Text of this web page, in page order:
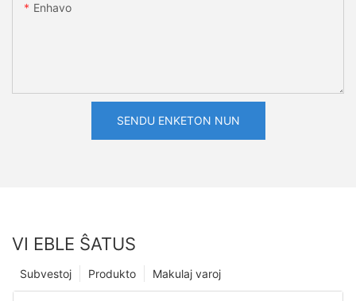
Enhavo
SENDU ENKETON NUN
VI EBLE ŜATUS
Makulaj varoj
Produkto
Subvestoj